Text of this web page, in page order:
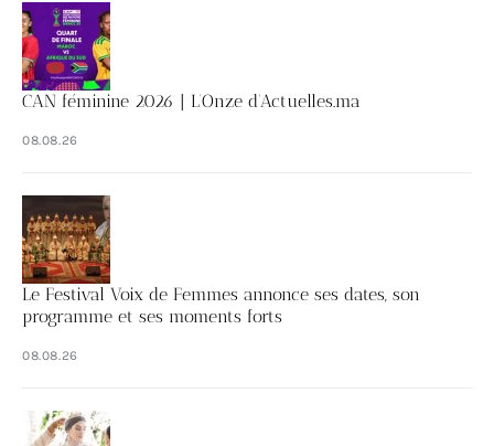
CAN féminine 2026 | L’Onze d’Actuelles.ma
08.08.26
Le Festival Voix de Femmes annonce ses dates, son
programme et ses moments forts
08.08.26